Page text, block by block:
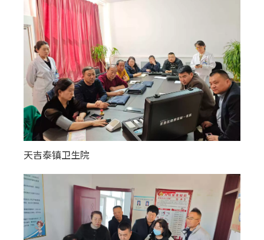
天吉泰镇卫生院
五原县社区医院苗五原县医疗集团